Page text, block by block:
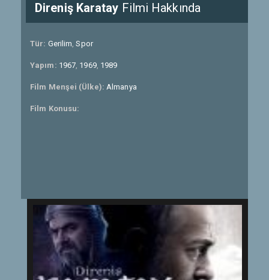
Direniş Karatay Filmi Hakkında
Tür: Gerilim,Spor
Yapım: 1967, 1969, 1989
Film Menşei (Ülke): Almanya
Film Konusu: